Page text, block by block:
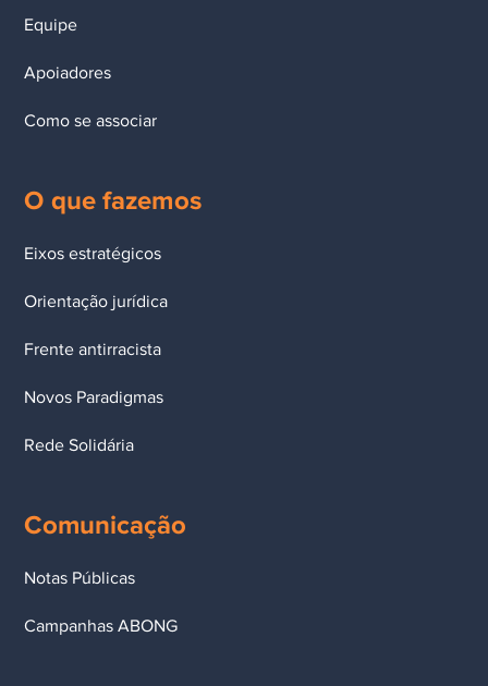
Equipe
Apoiadores
Como se associar
O que fazemos
Eixos estratégicos
Orientação jurídica
Frente antirracista
Novos Paradigmas
Rede Solidária
Comunicação
Notas Públicas
Campanhas ABONG